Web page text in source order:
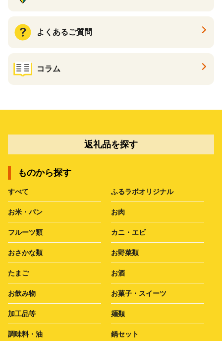
よくあるご質問
コラム
返礼品を探す
ものから探す
すべて ふるラボオリジナル
お米・パン お肉
フルーツ類 カニ・エビ
おさかな類 お野菜類
たまご お酒
お飲み物 お菓子・スイーツ
加工品等 麺類
調味料・油 鍋セット